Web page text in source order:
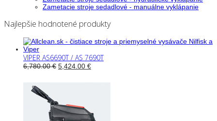
Zametacie stroje sedadlové - manuálne vyklápanie
Najlepšie hodnotené produkty
VIPER AS6690T / AS 7690T
6,780.00€ 5,424.00 €